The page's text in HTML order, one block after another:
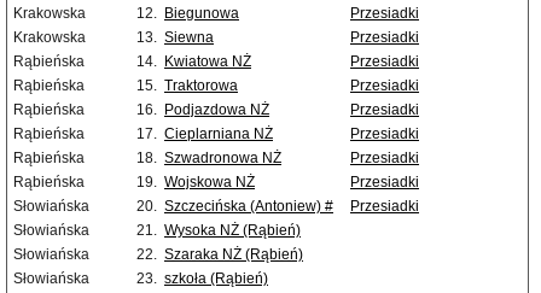
Krakowska
12. Biegunowa
Przesiadki
Krakowska
13. Siewna
Przesiadki
Rąbieńska
14. Kwiatowa NŻ
Przesiadki
Rąbieńska
15. Traktorowa
Przesiadki
Rąbieńska
16. Podjazdowa NŻ
Przesiadki
Rąbieńska
17. Cieplarniana NŻ
Przesiadki
Rąbieńska
18. Szwadronowa NŻ
Przesiadki
Rąbieńska
19. Wojskowa NŻ
Przesiadki
Słowiańska
20. Szczecińska (Antoniew) #
Przesiadki
Słowiańska
21. Wysoka NŻ (Rąbień)
Słowiańska
22. Szaraka NŻ (Rąbień)
Słowiańska
23. szkoła (Rąbień)